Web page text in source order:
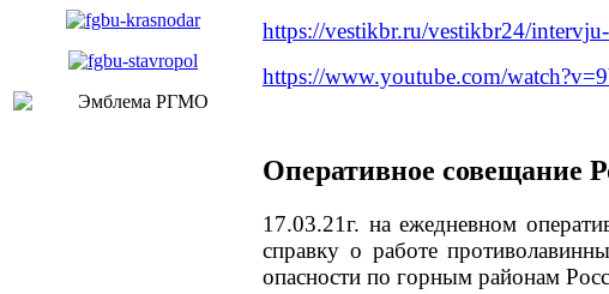
https://vestikbr.ru/vestikbr24/
https://www.youtube.com/
Оперативное совещание
17.03.21г. на ежедневном
справку о работе
опасности по горным районам